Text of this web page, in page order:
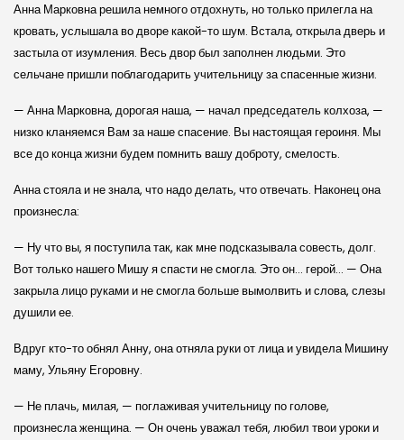
Анна Марковна решила немного отдохнуть, но только прилегла на
кровать, услышала во дворе какой-то шум. Встала, открыла дверь и
застыла от изумления. Весь двор был заполнен людьми. Это
сельчане пришли поблагодарить учительницу за спасенные жизни.
— Анна Марковна, дорогая наша, — начал председатель колхоза, —
низко кланяемся Вам за наше спасение. Вы настоящая героиня. Мы
все до конца жизни будем помнить вашу доброту, смелость.
Анна стояла и не знала, что надо делать, что отвечать. Наконец она
произнесла:
— Ну что вы, я поступила так, как мне подсказывала совесть, долг.
Вот только нашего Мишу я спасти не смогла. Это он… герой… — Она
закрыла лицо руками и не смогла больше вымолвить и слова, слезы
душили ее.
Вдруг кто-то обнял Анну, она отняла руки от лица и увидела Мишину
маму, Ульяну Егоровну.
— Не плачь, милая, — поглаживая учительницу по голове,
произнесла женщина. — Он очень уважал тебя, любил твои уроки и